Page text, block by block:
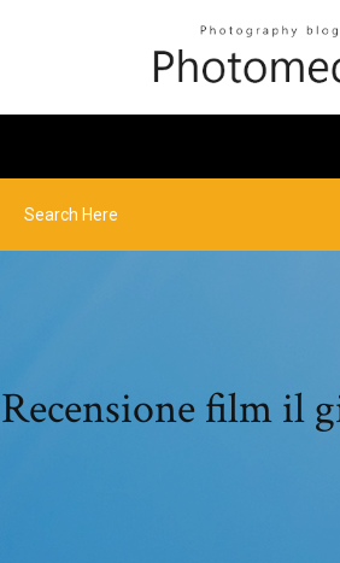
Recensione film il